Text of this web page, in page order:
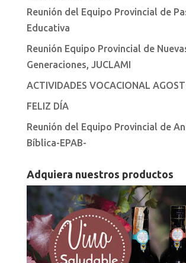
Reunión del Equipo Provincial de
Educativa
Reunión Equipo Provincial de
Generaciones, JUCLAMI
ACTIVIDADES VOCACIONAL
FELIZ DÍA
Reunión del Equipo Provincial de
Bíblica-EPAB-
Adquiera nuestros productos